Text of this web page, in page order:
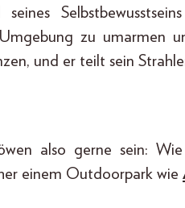
zu umarmen
und er teilt sein
also gerne sein:
einem Outdoorpark wie